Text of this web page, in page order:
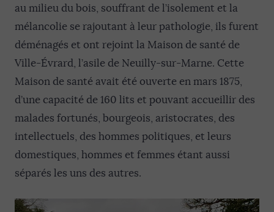
au milieu du bois, souffrant de l’isolement et la
mélancolie se rajoutant à leur pathologie, ils furent
déménagés et ont rejoint la Maison de santé de
Ville-Évrard, l’asile de Neuilly-sur-Marne. Cette
Maison de santé avait été ouverte en mars 1875,
d’une capacité de 160 lits et pouvant accueillir des
malades fortunés, bourgeois, aristocrates, des
intellectuels, des hommes politiques, et leurs
domestiques, hommes et femmes étant aussi
séparés les uns des autres.